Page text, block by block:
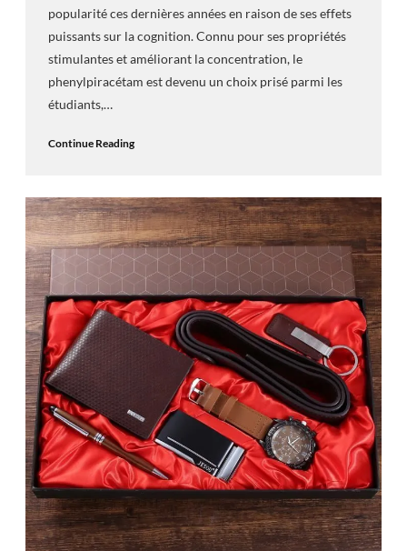
popularité ces dernières années en raison de ses effets
puissants sur la cognition. Connu pour ses propriétés
stimulantes et améliorant la concentration, le
phenylpiracétam est devenu un choix prisé parmi les
étudiants,…
Continue Reading